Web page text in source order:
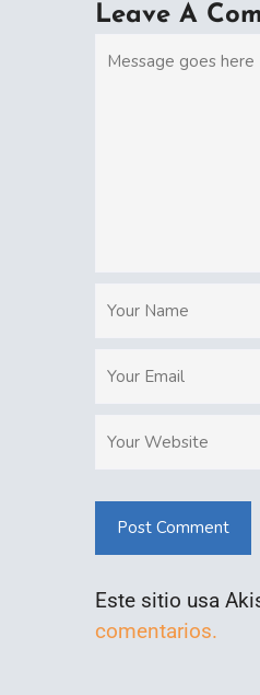
Leave A
Post Comment
Este sitio usa
comentarios.